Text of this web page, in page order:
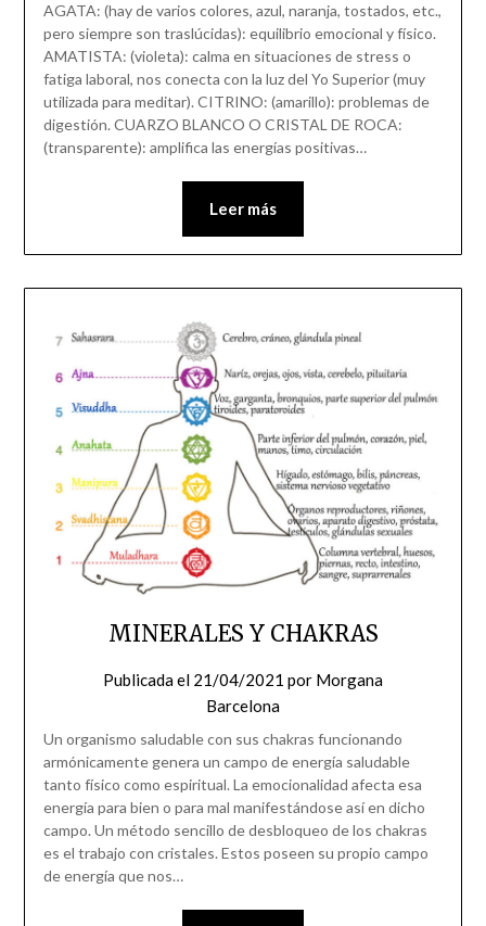
AGATA: (hay de varios colores, azul, naranja, tostados, etc.,
pero siempre son traslúcidas): equilibrio emocional y físico.
AMATISTA: (violeta): calma en situaciones de stress o
fatiga laboral, nos conecta con la luz del Yo Superior (muy
utilizada para meditar). CITRINO: (amarillo): problemas de
digestión. CUARZO BLANCO O CRISTAL DE ROCA:
(transparente): amplifica las energías positivas…
Leer más
MINERALES Y CHAKRAS
Publicada el 21/04/2021 por Morgana
Barcelona
Un organismo saludable con sus chakras funcionando
armónicamente genera un campo de energía saludable
tanto físico como espiritual. La emocionalidad afecta esa
energía para bien o para mal manifestándose así en dicho
campo. Un método sencillo de desbloqueo de los chakras
es el trabajo con cristales. Estos poseen su propio campo
de energía que nos…